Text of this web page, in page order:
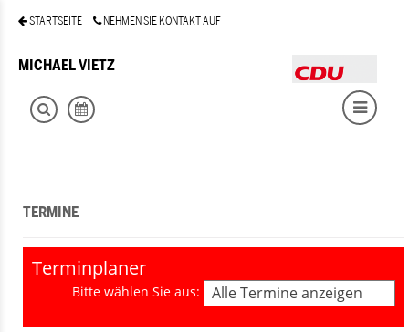
STARTSEITE NEHMEN SIE KONTAKT AUF
MICHAEL VIETZ
TERMINE
Terminplaner
Bitte wählen Sie aus: Alle Termine anzeigen